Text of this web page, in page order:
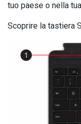
tuo paese o nella
Scoprire la tastiera